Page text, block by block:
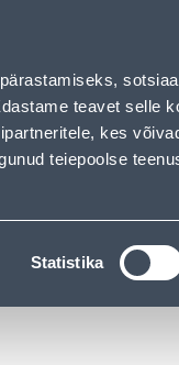
teavet selle
kes
teiepoolse
Statistika
OTSI
Tööstusvalgustid